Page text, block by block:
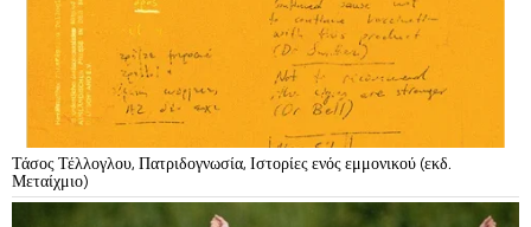
Τάσος Τέλλογλου, Πατριδογνωσία, Ιστορίες ενός εμμονικού (εκδ.
Μεταίχμιο)